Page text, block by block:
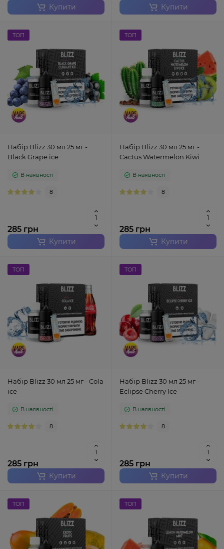
Купити Купити
ТОП
Набір Blizz 30 мл 25 мг -
Black Grape ice
В наявності
8
285 грн
Купити
ТОП
Набір Blizz 30 мл 25 мг -
Cactus Watermelon Kiwi
В наявності
8
285 грн
Купити
ТОП
Набір Blizz 30 мл 25 мг - Cola
ice
В наявності
8
285 грн
Купити
ТОП
Набір Blizz 30 мл 25 мг -
Eclipse Cherry Ice
В наявності
8
285 грн
Купити
ТОП ТОП